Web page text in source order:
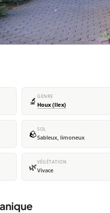
🔬 GENRE
Houx (Ilex)
🪨SOL
Sableux, limoneux
🌿VÉGÉTATION
Vivace